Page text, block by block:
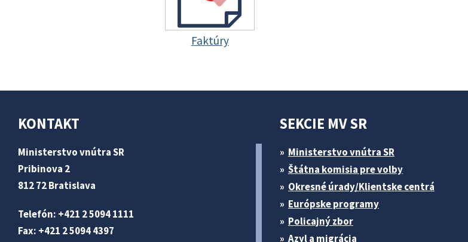
Faktúry
KONTAKT
Ministerstvo vnútra SR
Pribinova 2
812 72 Bratislava
Telefón: +421 2 5094 1111
Fax: +421 2 5094 4397
SEKCIE MV SR
Ministerstvo vnútra SR
Štátna komisia pre volby
Okresné úrady/Klientske centrá
Európske programy
Policajný zbor
Azyl a migrácia